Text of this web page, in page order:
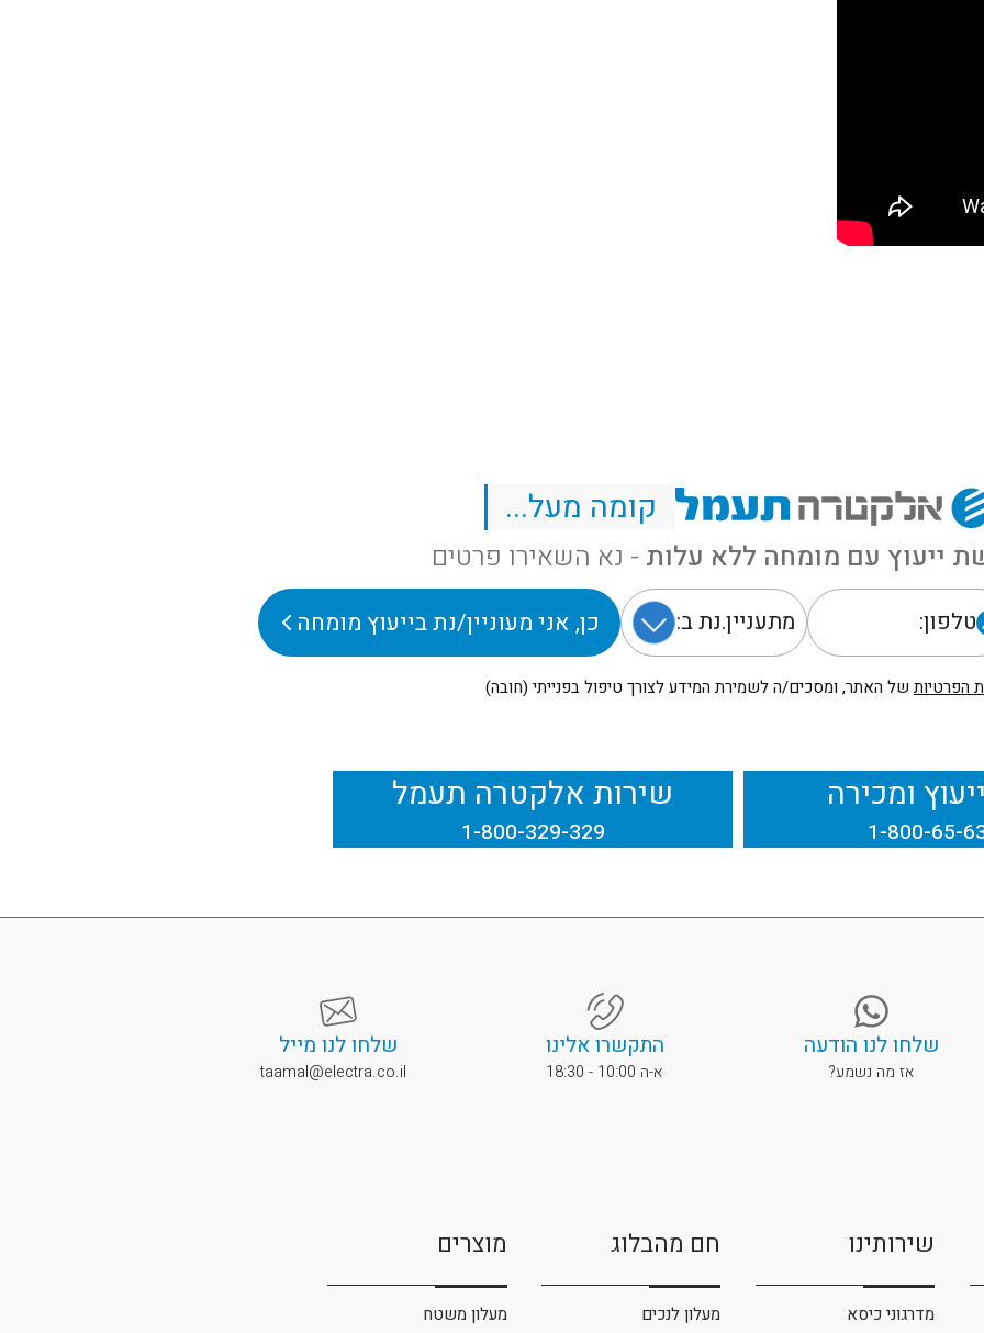
כל התקנה
לשגרה
קומה מעל...
ייעוץ עם מומחה ללא עלות - נא השאירו פרטים
טלפון: כן, אני מעוניין/נת בייעוץ מומחה
הפרטיות של האתר, ומסכים/ה לשמירת המידע לצורך טיפול בפנייתי (חובה)
ומכירה
1-800-65-
שירות אלקטרה תעמל
1-800-329-329
שלחו לנו הודעה
אז מה נשמע?
התקשרו אלינו
א-ה 10:00 - 18:30
שלחו לנו מייל
taamal@electra.co.il
שירותינו
מדרגוני כיסא
חם מהבלוג
מעלון לנכים
מוצרים
מעלון משטח